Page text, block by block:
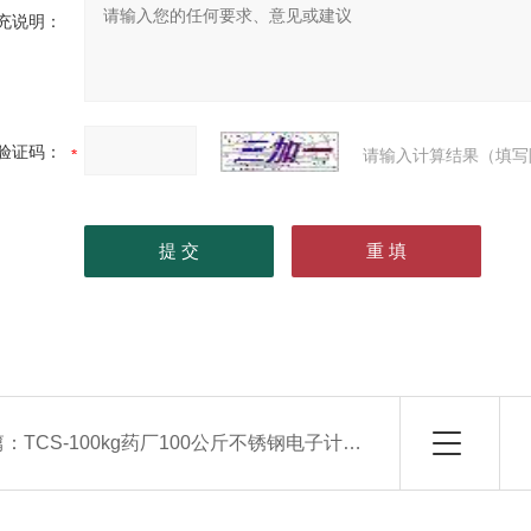
说明：
证码： 请输入计算结果（填
：TCS-100kg药厂100公斤不锈钢电子计重台秤-防锈防腐蚀